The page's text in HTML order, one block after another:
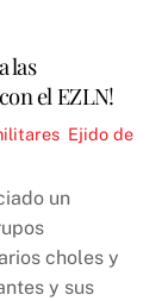
las
el EZLN!
Ejido de
un
choles y
y sus